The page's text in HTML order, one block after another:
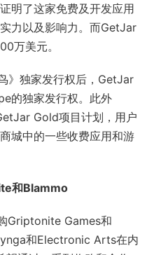
明了这家免费及开发应用
力以及影响力。而GetJar
万美元。
》独家发行权后，GetJar
的独家发行权。此外
Gold项目计划，用户
城中的一些收费应用和游
和Blammo
Griptonite Games和
和Electronic Arts在内